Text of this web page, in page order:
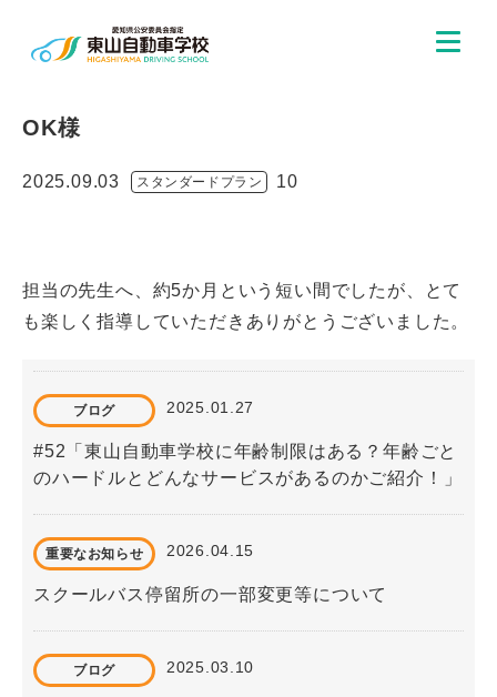
OK様
2025.09.03 スタンダードプラン 10
担当の先生へ、約5か月という短い間でしたが、とて
も楽しく指導していただきありがとうございました。
ブログ 2025.01.27
#52「東山自動車学校に年齢制限はある？年齢ごと
のハードルとどんなサービスがあるのかご紹介！」
重要なお知らせ 2026.04.15
スクールバス停留所の一部変更等について
ブログ 2025.03.10